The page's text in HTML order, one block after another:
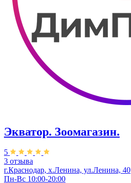
Экватор. Зоомагазин.
5
3 отзыва
г.Краснодар, х.Ленина, ул.Ленина, 40
Пн-Вс 10:00-20:00